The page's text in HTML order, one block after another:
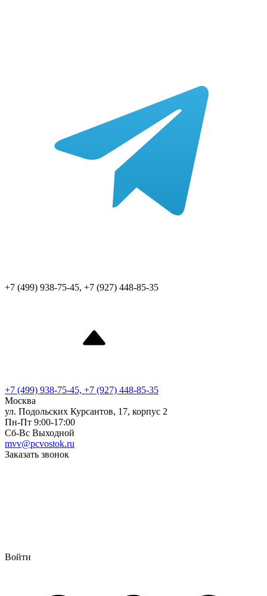
+7 (499) 938-75-45, +7 (927) 448-85-35
+7 (499) 938-75-45, +7 (927) 448-85-35
Москва
ул. Подольских Курсантов, 17, корпус 2
Пн-Пт 9:00-17:00
Сб-Вс Выходной
mvv@pcvostok.ru
Заказать звонок
Войти